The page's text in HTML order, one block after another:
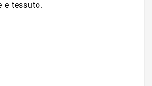
e tessuto.